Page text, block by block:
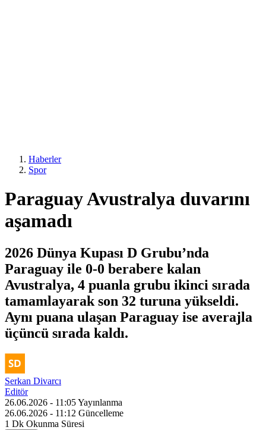
Haberler
Spor
Paraguay Avustralya duvarını
aşamadı
2026 Dünya Kupası D Grubu’nda
Paraguay ile 0-0 berabere kalan
Avustralya, 4 puanla grubu ikinci sırada
tamamlayarak son 32 turuna yükseldi.
Aynı puana ulaşan Paraguay ise averajla
üçüncü sırada kaldı.
Serkan Divarcı
Editör
26.06.2026 - 11:05Yayınlanma
26.06.2026 - 11:12 Güncelleme
1 Dk Okunma Süresi